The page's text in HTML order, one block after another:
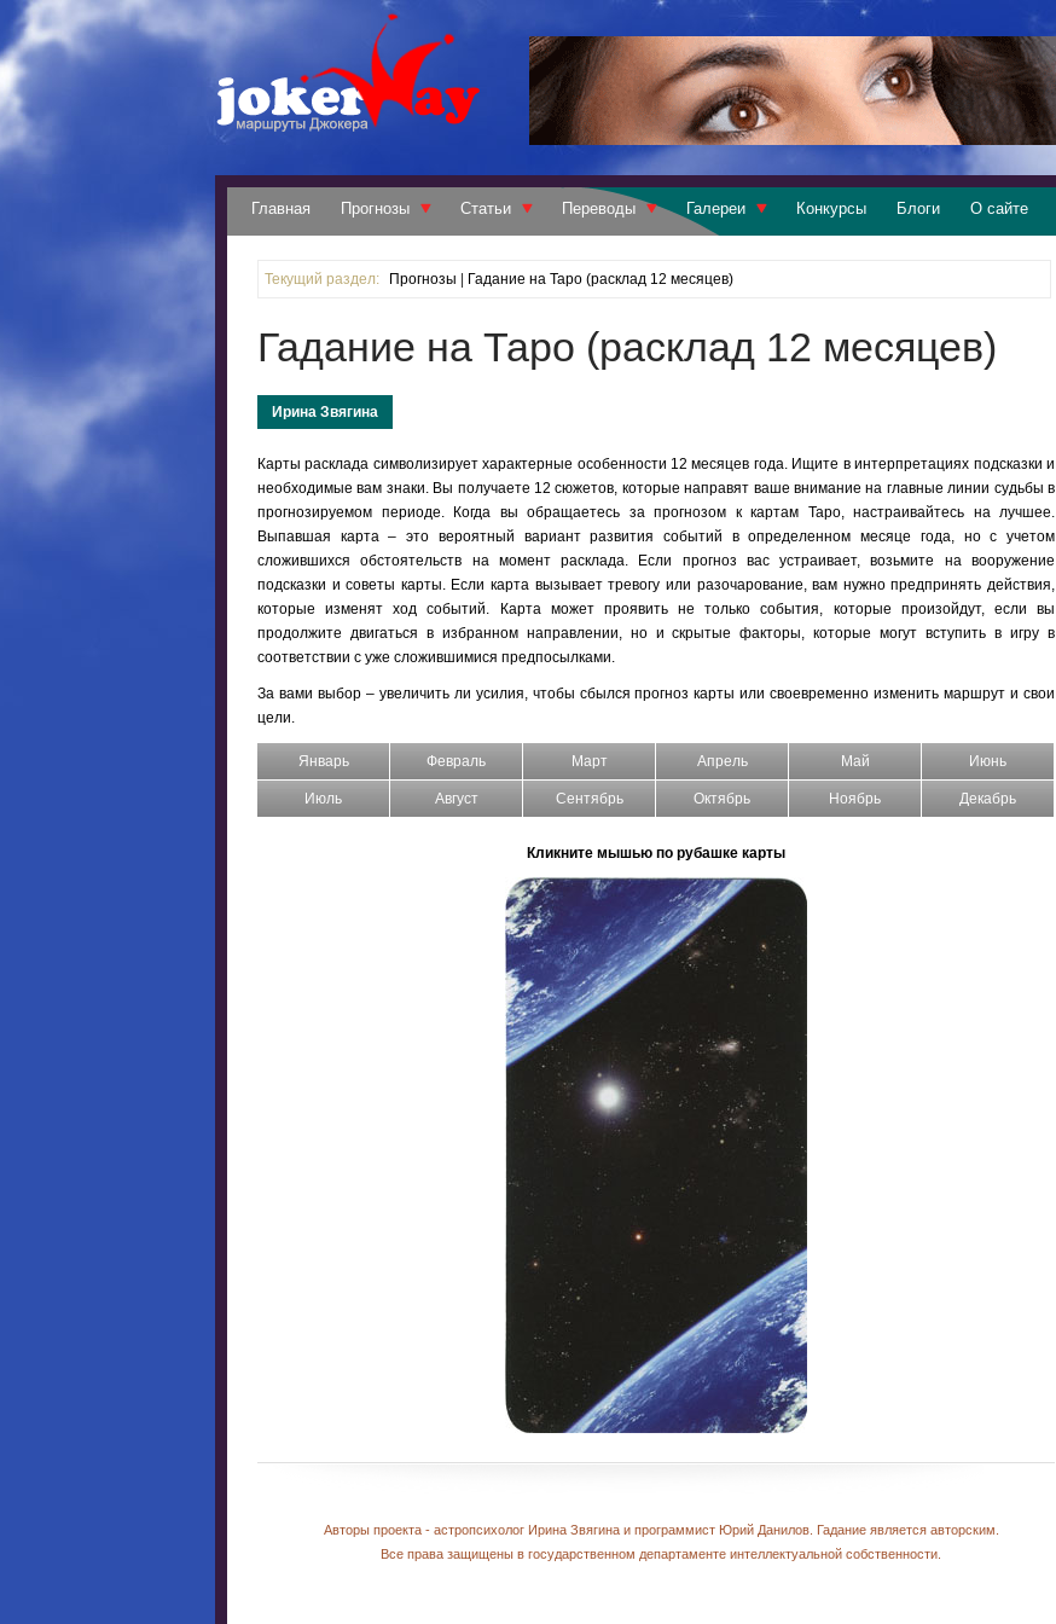
Главная Прогнозы Статьи Переводы Галереи Конкурсы Блоги О сайте
Текущий раздел: Прогнозы Гадание на Таро (расклад 12 месяцев)
Гадание на Таро (расклад 12 месяцев)
Ирина Звягина
Карты расклада символизирует характерные особенности 12 месяцев года. Ищите в интерпретациях подсказки и
необходимые вам знаки. Вы получаете 12 сюжетов, которые направят ваше внимание на главные линии судьбы в
прогнозируемом периоде. Когда вы обращаетесь за прогнозом к картам Таро, настраивайтесь на лучшее.
Выпавшая карта – это вероятный вариант развития событий в определенном месяце года, но с учетом
сложившихся обстоятельств на момент расклада. Если прогноз вас устраивает, возьмите на вооружение
подсказки и советы карты. Если карта вызывает тревогу или разочарование, вам нужно предпринять действия,
которые изменят ход событий. Карта может проявить не только события, которые произойдут, если вы
продолжите двигаться в избранном направлении, но и скрытые факторы, которые могут вступить в игру в
соответствии с уже сложившимися предпосылками.
За вами выбор – увеличить ли усилия, чтобы сбылся прогноз карты или своевременно изменить маршрут и свои
цели.
Январь Февраль Март Апрель Май Июнь
Июль Август Сентябрь Октябрь Ноябрь Декабрь
Кликните мышью по рубашке карты
Авторы проекта - астропсихолог Ирина Звягина и программист Юрий Данилов. Гадание является авторским.
Все права защищены в государственном департаменте интеллектуальной собственности.